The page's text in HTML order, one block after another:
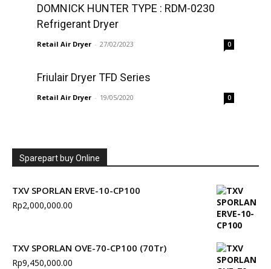
DOMNICK HUNTER TYPE : RDM-0230
Refrigerant Dryer
Retail Air Dryer - 27/02/2023 0
Friulair Dryer TFD Series
Retail Air Dryer - 19/05/2020 0
Sparepart buy Online
TXV SPORLAN ERVE-10-CP100
Rp2,000,000.00
TXV SPORLAN OVE-70-CP100 (70Tr)
Rp9,450,000.00